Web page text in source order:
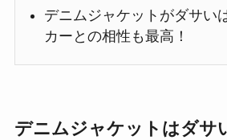
デニムジャケットがダサい
カーとの相性も最高！
デニムジャケットはダサ